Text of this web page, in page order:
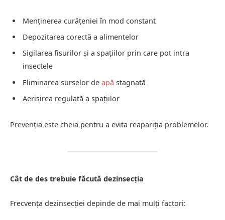
Menținerea curățeniei în mod constant
Depozitarea corectă a alimentelor
Sigilarea fisurilor și a spațiilor prin care pot intra
insectele
Eliminarea surselor de apă stagnată
Aerisirea regulată a spațiilor
Prevenția este cheia pentru a evita reapariția problemelor.
Cât de des trebuie făcută dezinsecția
Frecvența dezinsecției depinde de mai mulți factori: